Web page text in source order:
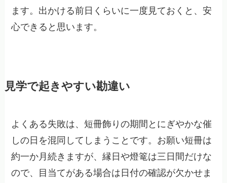
ます。出かける前日くらいに一度見ておくと、安
心できると思います。
見学で起きやすい勘違い
よくある失敗は、短冊飾りの期間とにぎやかな催
しの日を混同してしまうことです。お願い短冊は
約一か月続きますが、縁日や燈篭は三日間だけな
ので、目当てがある場合は日付の確認が欠かせま